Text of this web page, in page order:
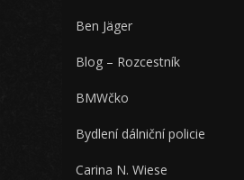
Ben Jäger
Blog – Rozcestník
BMWčko
Bydlení dálniční policie
Carina N. Wiese